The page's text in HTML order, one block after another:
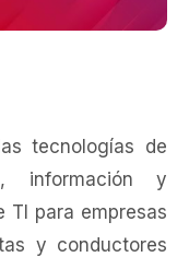
tecnologías de
información y
TI para empresas
y conductores